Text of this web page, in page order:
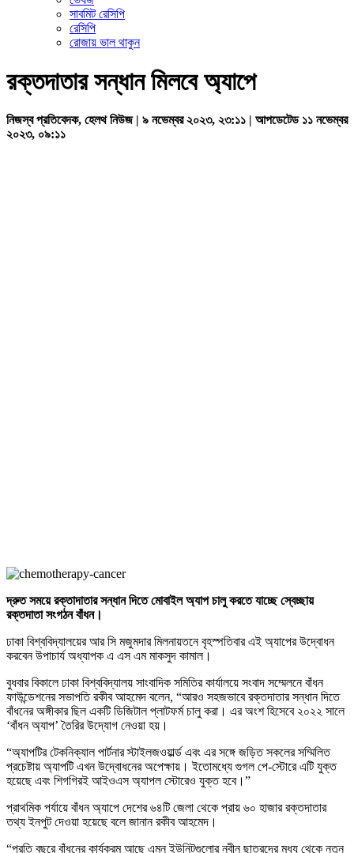
সাবমিট রেসিপি
রেসিপি
রোজায় ভাল থাকুন
রক্তদাতার সন্ধান মিলবে অ্যাপে
নিজস্ব প্রতিবেদক, হেলথ নিউজ | ৯ নভেম্বর ২০২৩, ২৩:১১ | আপডেটেড ১১ নভেম্বর
২০২৩, ০৯:১১
দ্রুত সময়ে রক্তাদাতার সন্ধান দিতে মোবাইল অ্যাপ চালু করতে যাচ্ছে স্বেচ্ছায়
রক্তদাতা সংগঠন বাঁধন।
ঢাকা বিশ্ববিদ্যালয়ের আর সি মজুমদার মিলনায়তনে বৃহস্পতিবার এই অ্যাপের উদ্বোধন
করবেন উপাচার্য অধ্যাপক এ এস এম মাকসুদ কামাল।
বুধবার বিকালে ঢাকা বিশ্ববিদ্যালয় সাংবাদিক সমিতির কার্যালয়ে সংবাদ সম্মেলনে বাঁধন
ফাউন্ডেশনের সভাপতি রকীব আহমেদ বলেন, “আরও সহজভাবে রক্তদাতার সন্ধান দিতে
বাঁধনের অঙ্গীকার ছিল একটি ডিজিটাল প্লাটফর্ম চালু করা। এর অংশ হিসেবে ২০২২ সালে
‘বাঁধন অ্যাপ’ তৈরির উদ্যোগ নেওয়া হয়।
“অ্যাপটির টেকনিক্যাল পার্টনার স্টাইলজওয়ার্ল্ড এবং এর সঙ্গে জড়িত সকলের সম্মিলিত
প্রচেষ্টায় অ্যাপটি এখন উদ্বোধনের অপেক্ষায়। ইতোমধ্যে গুগল পে-স্টোরে এটি যুক্ত
হয়েছে এবং শিগগিরই আইওএস অ্যাপল স্টোরেও যুক্ত হবে।”
প্রাথমিক পর্যায়ে বাঁধন অ্যাপে দেশের ৬৪টি জেলা থেকে প্রায় ৬০ হাজার রক্তদাতার
তথ্য ইনপুট দেওয়া হয়েছে বলে জানান রকীব আহমেদ।
“প্রতি বছরে বাঁধনের কার্যক্রম আছে এমন ইউনিটগুলোর নবীন ছাত্রদের মধ্য থেকে নতুন